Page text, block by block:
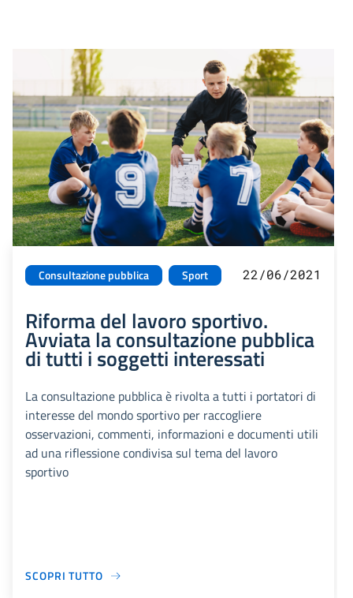
Consultazione pubblica Sport 22/06/2021
Riforma del lavoro sportivo.
Avviata la consultazione pubblica
di tutti i soggetti interessati
La consultazione pubblica è rivolta a tutti i portatori di
interesse del mondo sportivo per raccogliere
osservazioni, commenti, informazioni e documenti utili
ad una riflessione condivisa sul tema del lavoro
sportivo
SCOPRI TUTTO